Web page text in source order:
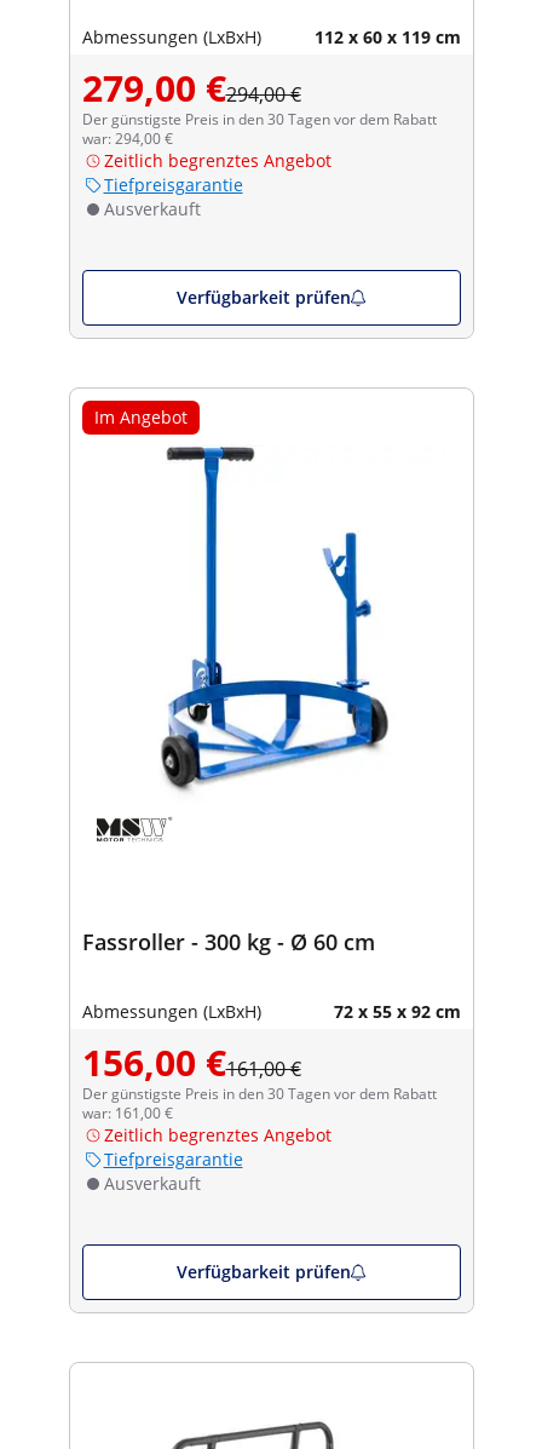
Abmessungen (LxBxH) 112 x 60 x 119 cm
279,00 €294,00 €
Der günstigste Preis in den 30 Tagen vor dem Rabatt
war: 294,00 €
Zeitlich begrenztes Angebot
Tiefpreisgarantie
Ausverkauft
Verfügbarkeit prüfen
Im Angebot
Fassroller - 300 kg - Ø 60 cm
Abmessungen (LxBxH) 72 x 55 x 92 cm
156,00 €161,00 €
Der günstigste Preis in den 30 Tagen vor dem Rabatt
war: 161,00 €
Zeitlich begrenztes Angebot
Tiefpreisgarantie
Ausverkauft
Verfügbarkeit prüfen